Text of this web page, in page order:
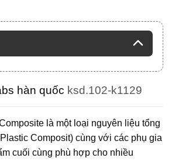
hàn quốc ksd.102-k1129
là một loại nguyên liệu tổng
Composit) cùng với các phụ gia
cuối cùng phù hợp cho nhiều